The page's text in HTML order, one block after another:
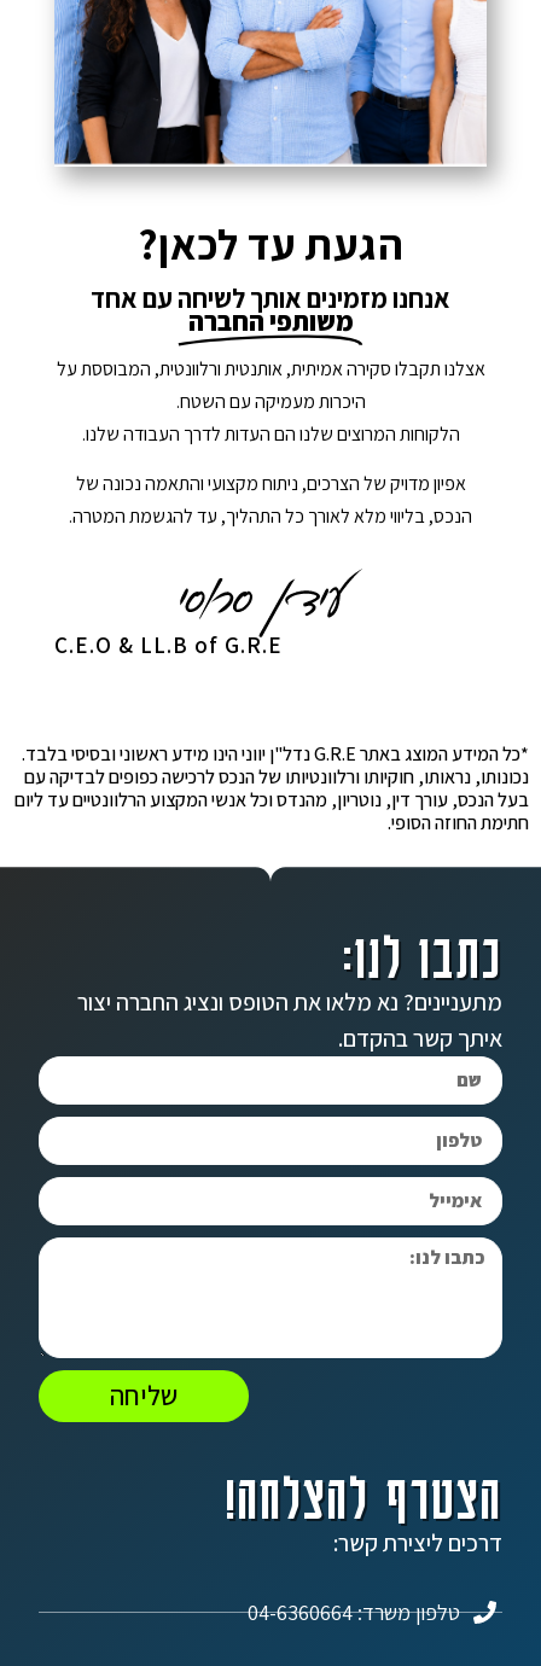
הגעת עד לכאן?
אנחנו מזמינים אותך לשיחה עם אחד
משותפי החברה
אצלנו תקבלו סקירה אמיתית, אותנטית ורלוונטית, המבוססת על
היכרות מעמיקה עם השטח.
הלקוחות המרוצים שלנו הם העדות לדרך העבודה שלנו.
אפיון מדויק של הצרכים, ניתוח מקצועי והתאמה נכונה של
הנכס, בליווי מלא לאורך כל התהליך, עד להגשמת המטרה.
C.E.O & LL.B of G.R.E
*כל המידע המוצג באתר G.R.E נדל"ן יווני הינו מידע ראשוני ובסיסי בלבד.
נכונותו, נראותו, חוקיותו ורלוונטיותו של הנכס לרכישה כפופים לבדיקה עם
בעל הנכס, עורך דין, נוטריון, מהנדס וכל אנשי המקצוע הרלוונטיים עד ליום
חתימת החוזה הסופי.
הצטרף להצלחה!
דרכים ליצירת קשר:
טלפון משרד: 04-6360664
כתבו לנו:
מתעניינים? נא מלאו את הטופס ונציג החברה יצור
איתך קשר בהקדם.
שליחה